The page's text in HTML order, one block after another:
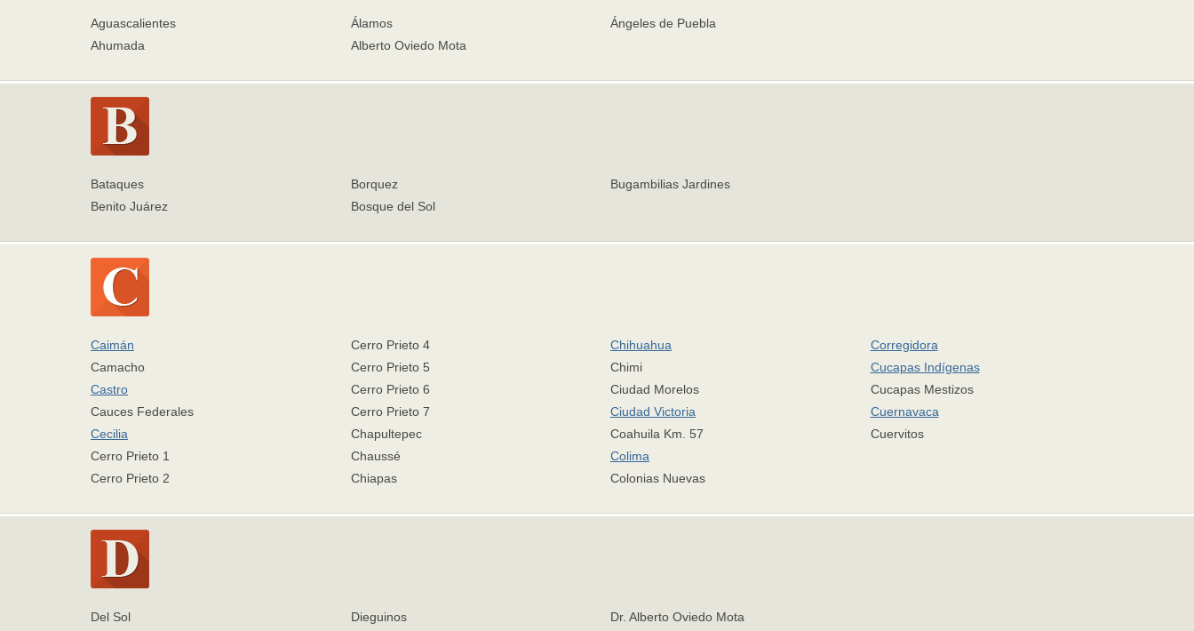
Aguascalientes
Ahumada
Álamos
Alberto Oviedo Mota
Ángeles de Puebla
Bataques
Benito Juárez
Borquez
Bosque del Sol
Bugambilias Jardines
Caimán
Camacho
Castro
Cauces Federales
Cecilia
Cerro Prieto 1
Cerro Prieto 2
Cerro Prieto 4
Cerro Prieto 5
Cerro Prieto 6
Cerro Prieto 7
Chapultepec
Chaussé
Chiapas
Chihuahua
Chimi
Ciudad Morelos
Ciudad Victoria
Coahuila Km. 57
Colima
Colonias Nuevas
Corregidora
Cucapas Indígenas
Cucapas Mestizos
Cuernavaca
Cuervitos
Del Sol
Dieguinos
Dr. Alberto Oviedo Mota